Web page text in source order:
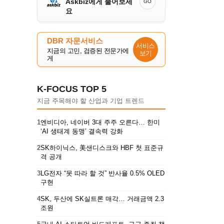
요
GO
DBR 자문서비스
지금의 고민, 검증된 전문가에
게
서비스
보기
K-FOCUS TOP 5
지금 주목해야 할 산업과 기업 트렌드
1엔비디아, 네이버 3대 주주 오른다… 한미
‘AI 생태계 동맹’ 결속력 강화
2SK하이닉스, 美샌디스크와 HBF 첫 표준규
격 공개
3LG전자 “못 따라 할 것” 반사율 0.5% OLED
구현
4SK, 두산에 SK실트론 매각… 거래금액 2.3
조원